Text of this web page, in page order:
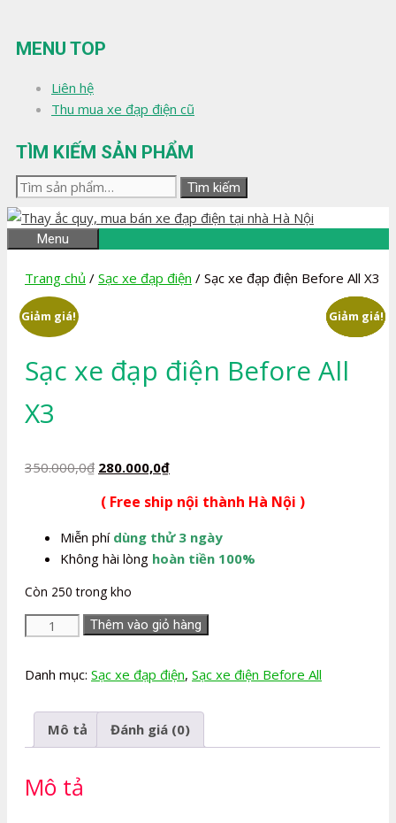
đến
nội
MENU TOP
Liên hệ
Thu mua xe đạp điện cũ
TÌM KIẾM SẢN PHẨM
Tìm
kiếm:
Tìm kiếm
Menu
Trang chủ / Sạc xe đạp điện / Sạc xe đạp điện Before All X3
Giảm giá!
Sạc xe đạp điện Before All
X3
350.000,0₫ Giá
là:
350.000,0₫.
280.000,0₫Giá
tại
là:
280.000,0₫.
( Free ship nội thành Hà Nội )
Miễn phí dùng thử 3 ngày
Không hài lòng hoàn tiền 100%
Còn 250 trong kho
Before
X3
lượng
Thêm vào giỏ hàng
Danh mục: Sạc xe đạp điện, Sạc xe điện Before All
Mô tả Đánh giá (0)
Mô tả
Giảm giá!
Giảm giá!
Giảm giá!
Giảm giá!